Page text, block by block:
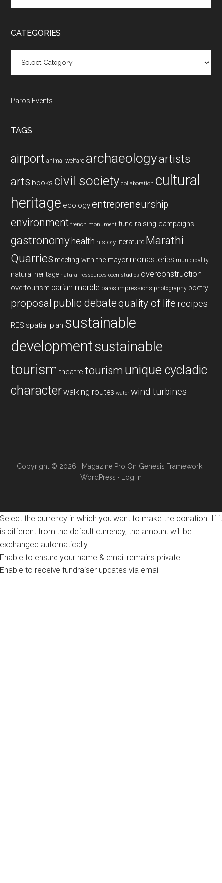
CATEGORIES
Paros Events
TAGS
airport animal welfare archaeologyartists
arts books civil society collaboration cultural
heritage ecologyentrepreneurship
environment french monument fund raising campaigns
gastronomy health history literature Marathi
Quarries meeting with the mayor monasteries municipality
natural heritage natural ressources open studios overconstruction
overtourism parian marble paros impressions photography poetry
proposal public debatequality of life recipes
RES spatial plan sustainable
developmentsustainable
tourism theatre tourism unique cycladic
characterwalking routes water wind turbines
Copyright © 2026 · Magazine Pro On Genesis Framework·
WordPress · Log in
Select the currency in which you want to make the donation. If it
is different from the default currency, the amount will be
exchanged automatically.
Enable to ensure your name & email remains private
Enable to receive fundraiser updates via email